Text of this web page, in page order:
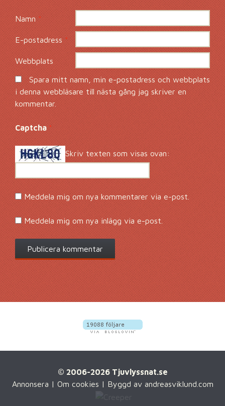
Namn *
E-postadress*
Webbplats
Spara mitt namn, min e-postadress och webbplats
i denna webbläsare till nästa gång jag skriver en
kommentar.
Captcha*
Skriv texten som visas ovan:
Meddela mig om nya kommentarer via e-post.
Meddela mig om nya inlägg via e-post.
© 2006-2026 Tjuvlyssnat.se
Annonsera | Om cookies | Byggd av andreasviklund.com